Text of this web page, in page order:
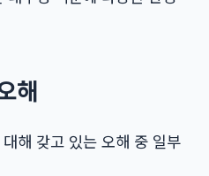
해
해 갖고 있는 오해 중 일부